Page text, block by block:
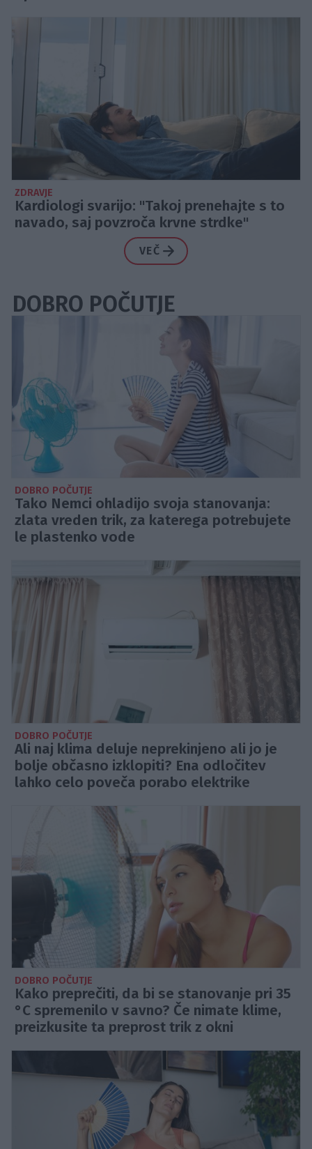
ZDRAVJE
Kardiologi svarijo: "Takoj prenehajte s to
navado, saj povzroča krvne strdke"
VEČ
DOBRO POČUTJE
DOBRO POČUTJE
Tako Nemci ohladijo svoja stanovanja:
zlata vreden trik, za katerega potrebujete
le plastenko vode
DOBRO POČUTJE
Ali naj klima deluje neprekinjeno ali jo je
bolje občasno izklopiti? Ena odločitev
lahko celo poveča porabo elektrike
DOBRO POČUTJE
Kako preprečiti, da bi se stanovanje pri 35
°C spremenilo v savno? Če nimate klime,
preizkusite ta preprost trik z okni